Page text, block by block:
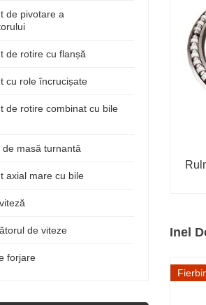
Inel
de pivotare a
de rotire cu flanșă
cu role încrucișate
de rotire combinat cu bile
de masă turnantă
axial mare cu bile
de viteze
forjare